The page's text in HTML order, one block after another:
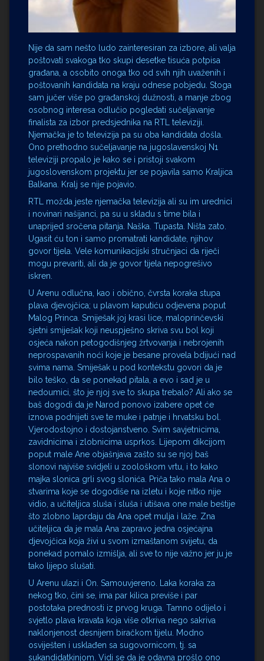
Nije da sam nešto ludo zainteresiran za izbore, ali valja
poštovati svakoga tko skupi desetke tisuća potpisa
građana, a osobito onoga tko od svih njih uvaženih i
poštovanih kandidata na kraju odnese pobjedu. Stoga
sam jučer više po građanskoj dužnosti, a manje zbog
osobnog interesa odlučio pogledati sučeljavanje
finalista za izbor predsjednika na RTL televiziji.
Njemačka je to televizija pa su oba kandidata došla.
Ono prethodno sučeljavanje na jugoslavenskoj N1
televiziji propalo je kako se i pristoji svakom
jugoslovenskom projektu jer se pojavila samo Kraljica
Balkana. Kralj se nije pojavio.
RTL možda jeste njemačka televizija ali su im urednici
i novinari našijanci, pa su u skladu s time bila i
unaprijed sročena pitanja. Naška. Tupasta. Ništa zato.
Ugasit ću ton i samo promatrati kandidate, njihov
govor tijela. Vele komunikacijski stručnjaci da riječi
mogu prevariti, ali da je govor tijela nepogrešivo
iskren.
U Arenu odlučna, kao i obično, čvrsta koraka stupa
plava djevojčica; u plavom kaputiću odjevena poput
Malog Princa. Smiješak joj krasi lice, maloprinčevski
sjetni smiješak koji neuspješno skriva svu bol koji
osjeća nakon petogodišnjeg žrtvovanja i nebrojenih
neprospavanih noći koje je besane provela bdijući nad
svima nama. Smiješak u pod kontekstu govori da je
bilo teško, da se ponekad pitala, a evo i sad je u
nedoumici, što je njoj sve to skupa trebalo? Ali ako se
baš dogodi da je Narod ponovo izabere opet će
iznova podnijeti sve te muke i patnje i hrvatsku bol.
Vjerodostojno i dostojanstveno. Svim savjetnicima,
zavidnicima i zlobnicima usprkos. Lijepom dikcijom
poput male Ane objašnjava zašto su se njoj baš
slonovi najviše svidjeli u zoološkom vrtu, i to kako
majka slonica grli svog slonića. Priča tako mala Ana o
stvarima koje se dogodiše na izletu i koje nitko nije
vidio, a učiteljica sluša i sluša i utišava one male beštije
što zlobno laprdaju da Ana opet mulja i laže. Zna
učiteljica da je mala Ana zapravo jedna osjećajna
djevojčica koja živi u svom izmaštanom svijetu, da
ponekad pomalo izmišlja, ali sve to nije važno jer ju je
tako lijepo slušati.
U Arenu ulazi i On. Samouvjereno. Laka koraka za
nekog tko, čini se, ima par kilica previše i par
postotaka prednosti iz prvog kruga. Tamno odijelo i
svjetlo plava kravata koja više otkriva nego sakriva
naklonjenost desnijem biračkom tijelu. Modno
osviješten i usklađen sa sugovornicom, tj. sa
sukandidatkinjom. Vidi se da je odavna prošlo ono